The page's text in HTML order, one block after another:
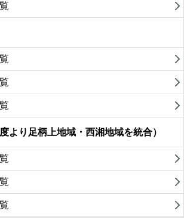
より足柄上地域・西湘地域を統合）